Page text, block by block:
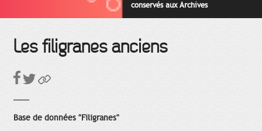
conservés aux Archives
départementales pour cette
Les filigranes anciens
Base de données "Filigranes"